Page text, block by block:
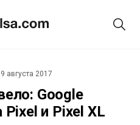
августа 2017
Google
и Pixel XL